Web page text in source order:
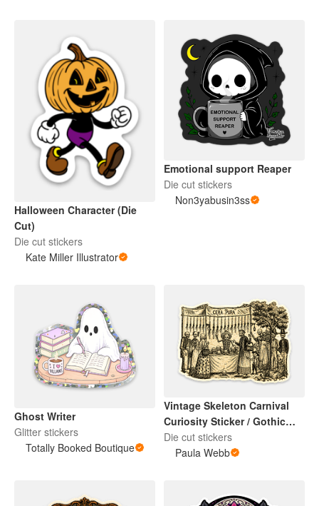
Halloween Character (Die
Cut)
Die cut stickers
Kate Miller Illustrator
Emotional support Reaper
Die cut stickers
Non3yabusin3ss
Ghost Writer
Glitter stickers
Totally Booked Boutique
Vintage Skeleton Carnival
Curiosity Sticker / Gothic
Halloween Art
Die cut stickers
Paula Webb